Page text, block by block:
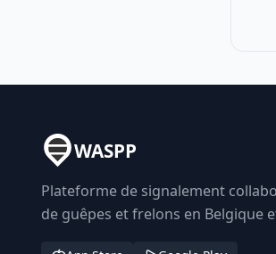
WASPP
Plateforme de signalement
de guêpes et frelons en Belgique